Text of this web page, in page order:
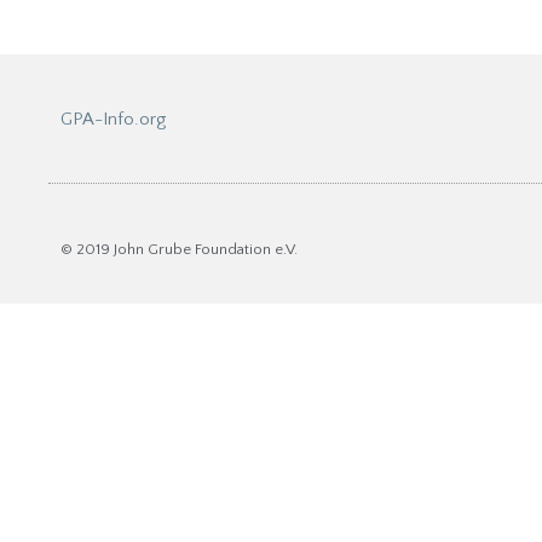
GPA-Info.org
© 2019 John Grube Foundation e.V.